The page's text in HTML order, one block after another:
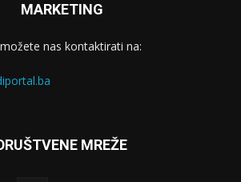
MARKETING
nas kontaktirati na:
MREŽE